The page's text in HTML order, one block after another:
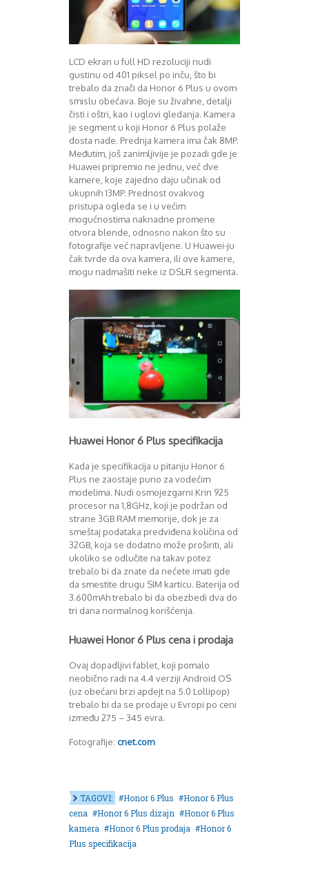
Septembar 2015
Novembar 2015
Januar 2016
Mart 2016
April 2016
Maj 2016
Juni 2016
Juli 2016
August 2016
Novembar 2016
Decembar 2016
Januar 2017
Februar 2017
Mart 2017
April 2017
Juni 2017
Juli 2017
August 2017
Oktobar 2017
Decembar 2017
Februar 2018
Juni 2018
Juli 2018
August 2018
Oktobar 2018
Novembar 2018
Decembar 2018
Februar 2019
Juli 2019
August 2019
Februar 2020
LCD ekran u full HD rezoluciji nudi
gustinu od 401 piksel po inču, što bi
trebalo da znači da Honor 6 Plus u ovom
smislu obećava. Boje su živahne, detalji
čisti i oštri, kao i uglovi gledanja. Kamera
je segment u koji Honor 6 Plus polaže
dosta nade. Prednja kamera ima čak 8MP.
Međutim, još zanimljivije je pozadi gde je
Huawei pripremio ne jednu, već dve
kamere, koje zajedno daju učinak od
ukupnih 13MP. Prednost ovakvog
pristupa ogleda se i u većim
mogućnostima naknadne promene
otvora blende, odnosno nakon što su
fotografije već napravljene. U Huawei-ju
čak tvrde da ova kamera, ili ove kamere,
mogu nadmašiti neke iz DSLR segmenta.
Huawei Honor 6 Plus specifikacija
Kada je specifikacija u pitanju Honor 6
Plus ne zaostaje puno za vodećim
modelima. Nudi osmojezgarni Krin 925
procesor na 1,8GHz, koji je podržan od
strane 3GB RAM memorije, dok je za
smeštaj podataka predviđena količina od
32GB, koja se dodatno može proširiti, ali
ukoliko se odlučite na takav potez
trebalo bi da znate da nećete imati gde
da smestite drugu SIM karticu. Baterija od
3.600mAh trebalo bi da obezbedi dva do
tri dana normalnog korišćenja.
Huawei Honor 6 Plus cena i prodaja
Ovaj dopadljivi fablet, koji pomalo
neobično radi na 4.4 verziji Android OS
(uz obećani brzi apdejt na 5.0 Lollipop)
trebalo bi da se prodaje u Evropi po ceni
između 275 – 345 evra.
Fotografije: cnet.com
TAGOVI: Honor 6 Plus
Honor 6 Plus
cena
Honor 6 Plus dizajn
Honor 6 Plus
kamera
Honor 6 Plus prodaja
Honor 6
Plus specifikacija